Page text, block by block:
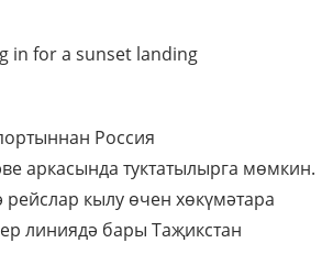
in for a sunset landing
Россия
аркасында туктатылырга мөмкин.
кылу өчен хөкүмәтара
линиядә бары Таҗикстан